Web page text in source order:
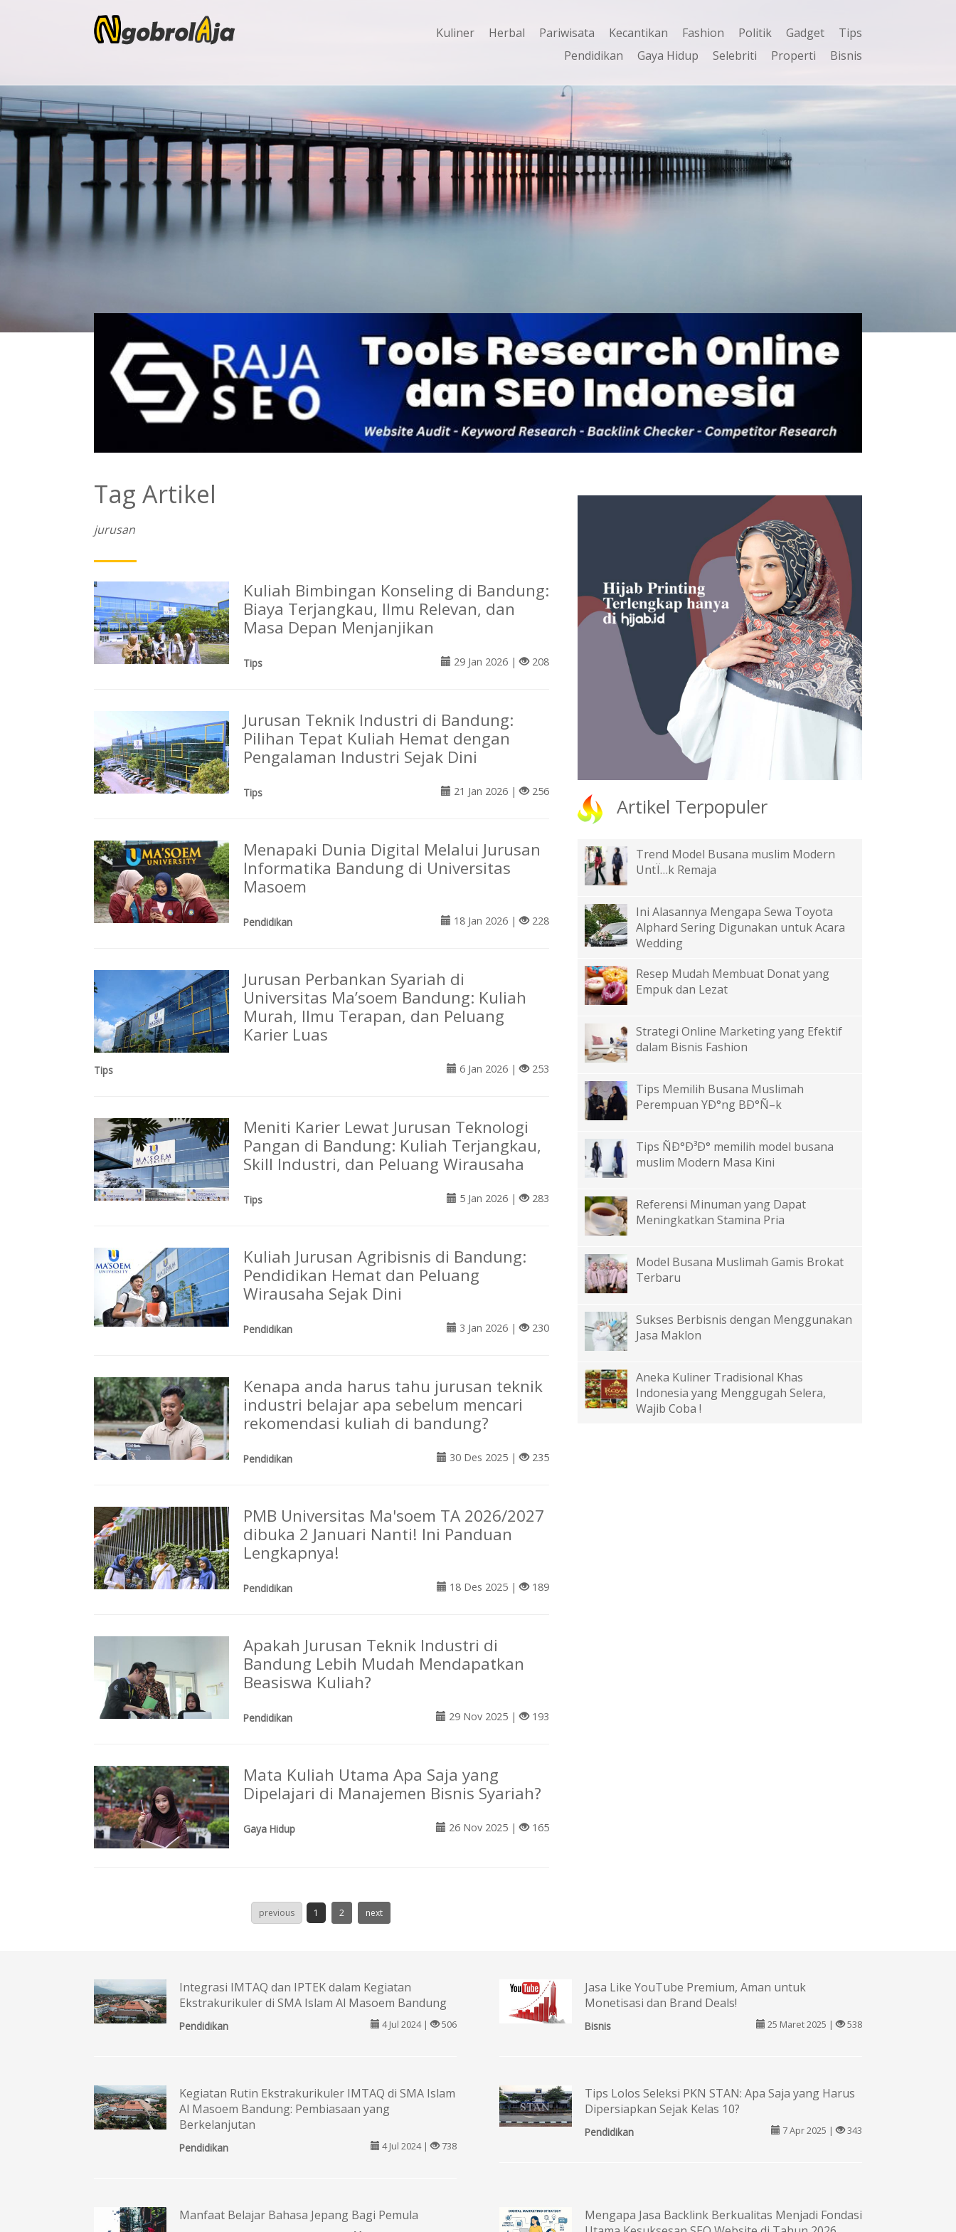
Kuliner Herbal Pariwisata Kecantikan Fashion Politik Gadget
Tips
Pendidikan
Gaya Hidup Selebriti Properti Bisnis
Tag Artikel
jurusan
Kuliah Bimbingan Konseling di Bandung:
Biaya Terjangkau, Ilmu Relevan, dan
Masa Depan Menjanjikan
Tips 29 Jan 2026 | 208
Jurusan Teknik Industri di Bandung:
Pilihan Tepat Kuliah Hemat dengan
Pengalaman Industri Sejak Dini
Tips 21 Jan 2026 | 256
Menapaki Dunia Digital Melalui Jurusan
Informatika Bandung di Universitas
Masoem
Pendidikan 18 Jan 2026 | 228
Jurusan Perbankan Syariah di
Universitas Ma’soem Bandung: Kuliah
Murah, Ilmu Terapan, dan Peluang
Karier Luas
Tips 6 Jan 2026 | 253
Meniti Karier Lewat Jurusan Teknologi
Pangan di Bandung: Kuliah Terjangkau,
Skill Industri, dan Peluang Wirausaha
Tips 5 Jan 2026 | 283
Kuliah Jurusan Agribisnis di Bandung:
Pendidikan Hemat dan Peluang
Wirausaha Sejak Dini
Pendidikan 3 Jan 2026 | 230
Kenapa anda harus tahu jurusan teknik
industri belajar apa sebelum mencari
rekomendasi kuliah di bandung?
Pendidikan 30 Des 2025 | 235
PMB Universitas Ma'soem TA 2026/2027
dibuka 2 Januari Nanti! Ini Panduan
Lengkapnya!
Pendidikan 18 Des 2025 | 189
Apakah Jurusan Teknik Industri di
Bandung Lebih Mudah Mendapatkan
Beasiswa Kuliah?
Pendidikan 29 Nov 2025 | 193
Mata Kuliah Utama Apa Saja yang
Dipelajari di Manajemen Bisnis Syariah?
Gaya Hidup 26 Nov 2025 | 165
previous 1 2 next
Artikel Terpopuler
Trend Model Busana muslim Modern
UntÏ…k Remaja
Ini Alasannya Mengapa Sewa Toyota
Alphard Sering Digunakan untuk Acara
Wedding
Resep Mudah Membuat Donat yang
Empuk dan Lezat
Strategi Online Marketing yang Efektif
dalam Bisnis Fashion
Tips Memilih Busana Muslimah
Perempuan YÐ°ng BÐ°Ñ–k
Tips ÑÐ°Ð³Ð° memilih model busana
muslim Modern Masa Kini
Referensi Minuman yang Dapat
Meningkatkan Stamina Pria
Model Busana Muslimah Gamis Brokat
Terbaru
Sukses Berbisnis dengan Menggunakan
Jasa Maklon
Aneka Kuliner Tradisional Khas
Indonesia yang Menggugah Selera,
Wajib Coba !
Integrasi IMTAQ dan IPTEK dalam Kegiatan
Ekstrakurikuler di SMA Islam Al Masoem Bandung
Pendidikan 4 Jul 2024 | 506
Jasa Like YouTube Premium, Aman untuk
Monetisasi dan Brand Deals!
Bisnis 25 Maret 2025 | 538
Kegiatan Rutin Ekstrakurikuler IMTAQ di SMA Islam
Al Masoem Bandung: Pembiasaan yang
Berkelanjutan
Pendidikan 4 Jul 2024 | 738
Tips Lolos Seleksi PKN STAN: Apa Saja yang Harus
Dipersiapkan Sejak Kelas 10?
Pendidikan 7 Apr 2025 | 343
Manfaat Belajar Bahasa Jepang Bagi Pemula
Mengapa Jasa Backlink Berkualitas Menjadi Fondasi